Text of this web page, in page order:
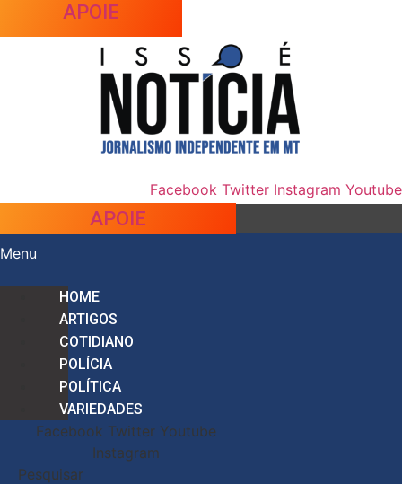
APOIE
Facebook Twitter Instagram Youtube
APOIE
Menu
HOME
ARTIGOS
COTIDIANO
POLÍCIA
POLÍTICA
VARIEDADES
Facebook Twitter Youtube
Instagram
Pesquisar